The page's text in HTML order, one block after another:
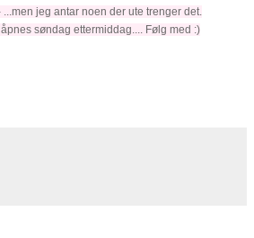
jeg antar noen der ute trenger det.
søndag ettermiddag.... Følg med :)